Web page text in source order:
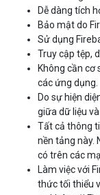
Bảo mật do
Sử dụng
Truy cập tệp,
Không cần cơ
các ứng dụng.
Do sự hiện
giữa dữ liệu
Tất cả thông
nền tảng này.
có trên các
Làm việc với
thức tối thiểu
cụ khác với